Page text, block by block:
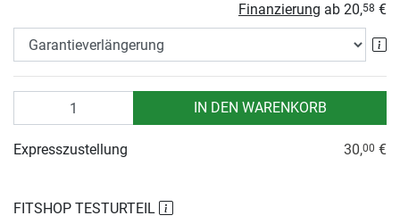
Finanzierung ab 20,58 €
IN DEN WARENKORB
FITSHOP TESTURTEIL
Expresszustellung 30,00 €